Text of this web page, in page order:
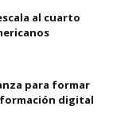
al cuarto
para formar
digital